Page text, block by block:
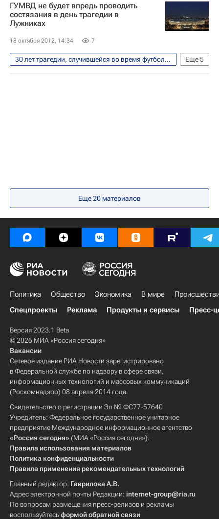
Болельщики
Спартак Москва
ГУМВД не будет впредь проводить
состязания в день трагедии в
Лужниках
18 октября 2012, 14:34 7
Еще5
30 лет трагедии, случившейся во время футбольного матча "Спартак" (Москва) - "Харлем" (Нидерланды) на стадионе в "Лужниках"
Футбол
Спорт
От первого лица
Еще20 материалов
Политика Общество Экономика В мире
Спецпроекты
Реклама Продукты и сервисы Пресс-
Версия 2023.1 Beta
© 2026 МИА «Россия сегодня»
Вакансии
Сетевое издание РИА Новости зарегистрировано
в Федеральной службе по надзору в сфере связи,
информационных технологий и массовых коммуникаций
(Роскомнадзор) 08 апреля 2014 года.
Свидетельство о регистрации Эл № ФС77-57640
Учредитель: Федеральное государственное унитарное
предприятие Международное информационное агентство
«Россия сегодня» (МИА «Россия сегодня»).
Правила использования материалов
Политика конфиденциальности
Правила применения рекомендательных технологий
Главный редактор: Гаврилова А.В.
Адрес электронной почты Редакции: internet-group@ria.ru
По вопросам размещения пресс-релизов и рекламы
воспользуйтесьформой обратной связи